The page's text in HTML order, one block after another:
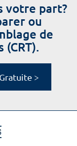
votre part?
ou
de
>